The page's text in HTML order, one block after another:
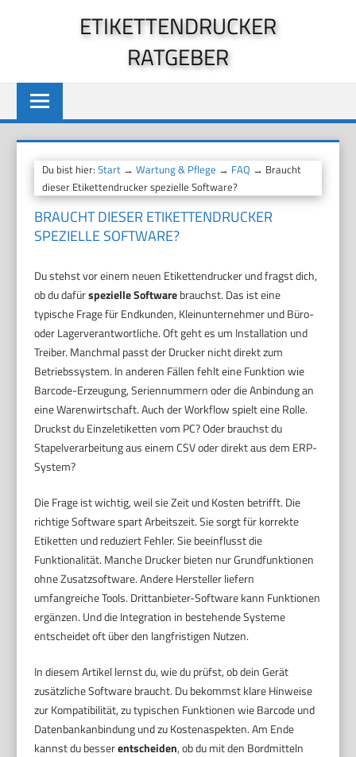
ETIKETTENDRUCKER
RATGEBER
Du bist hier:Start →Wartung & Pflege → FAQ → Braucht
dieser Etikettendrucker spezielle Software?
BRAUCHT DIESER ETIKETTENDRUCKER
SPEZIELLE SOFTWARE?
Du stehst vor einem neuen Etikettendrucker und fragst dich,
ob du dafürspezielle Softwarebrauchst. Das ist eine
typische Frage für Endkunden, Kleinunternehmer und Büro-
oder Lagerverantwortliche. Oft geht es um Installation und
Treiber. Manchmal passt der Drucker nicht direkt zum
Betriebssystem. In anderen Fällen fehlt eine Funktion wie
Barcode-Erzeugung, Seriennummern oder die Anbindung an
eine Warenwirtschaft. Auch der Workflow spielt eine Rolle.
Druckst du Einzeletiketten vom PC? Oder brauchst du
Stapelverarbeitung aus einem CSV oder direkt aus dem ERP-
System?
Die Frage ist wichtig, weil sie Zeit und Kosten betrifft. Die
richtige Software spart Arbeitszeit. Sie sorgt für korrekte
Etiketten und reduziert Fehler. Sie beeinflusst die
Funktionalität. Manche Drucker bieten nur Grundfunktionen
ohne Zusatzsoftware. Andere Hersteller liefern
umfangreiche Tools. Drittanbieter-Software kann Funktionen
ergänzen. Und die Integration in bestehende Systeme
entscheidet oft über den langfristigen Nutzen.
In diesem Artikel lernst du, wie du prüfst, ob dein Gerät
zusätzliche Software braucht. Du bekommst klare Hinweise
zur Kompatibilität, zu typischen Funktionen wie Barcode und
Datenbankanbindung und zu Kostenaspekten. Am Ende
kannst du besserentscheiden, ob du mit den Bordmitteln